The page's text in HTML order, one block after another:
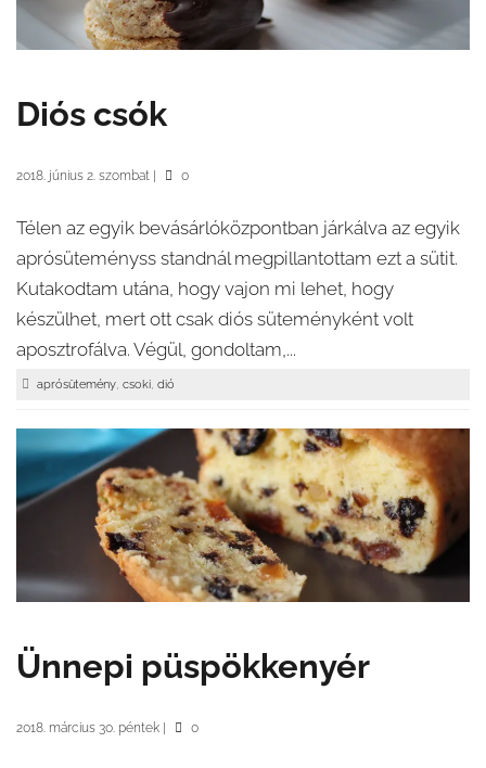
Diós csók
2018. június 2. szombat 0
Télen az egyik bevásárlóközpontban járkálva az egyik
aprósüteményss standnál megpillantottam ezt a sütit.
Kutakodtam utána, hogy vajon mi lehet, hogy
készülhet, mert ott csak diós süteményként volt
aposztrofálva. Végül, gondoltam,...
aprósütemény, csoki, dió
Ünnepi püspökkenyér
2018. március 30. péntek 0